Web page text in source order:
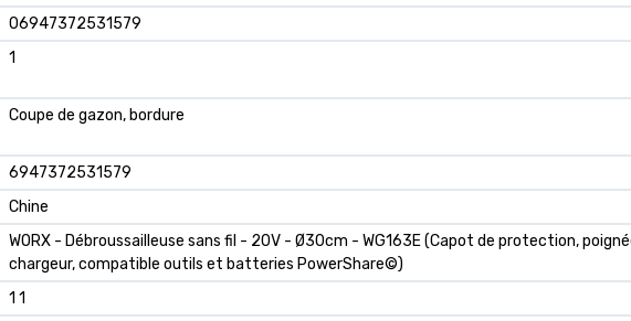
06947372531579
1
Coupe de gazon, bordure
6947372531579
Chine
WORX - Débroussailleuse sans fil - 20V - Ø30cm - WG163E (Capot de protection,
chargeur, compatible outils et batteries PowerShare©)
1 1